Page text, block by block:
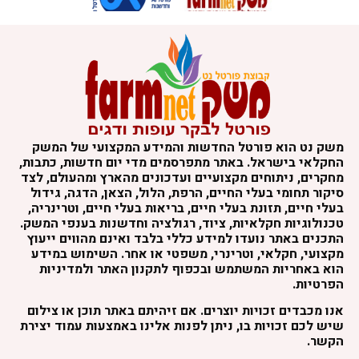
משק נט הוא פורטל החדשות והמידע המקצועי של המשק
החקלאי בישראל. באתר מתפרסמים מדי יום חדשות, כתבות,
מחקרים, ניתוחים מקצועיים ועדכונים מהארץ ומהעולם, לצד
סיקור תחומי בעלי החיים, הרפת, הלול, הצאן, הדגה, גידול
בעלי חיים, תזונת בעלי חיים, בריאות בעלי חיים, וטרינריה,
טכנולוגיות חקלאיות, ציוד, רגולציה וחדשנות בענפי המשק.
התכנים באתר נועדו למידע כללי בלבד ואינם מהווים ייעוץ
מקצועי, חקלאי, וטרינרי, משפטי או אחר. השימוש במידע
הוא באחריות המשתמש ובכפוף לתקנון האתר ולמדיניות
הפרטיות.
אנו מכבדים זכויות יוצרים. אם זיהיתם באתר תוכן או צילום
שיש לכם זכויות בו, ניתן לפנות אלינו באמצעות עמוד יצירת
הקשר.